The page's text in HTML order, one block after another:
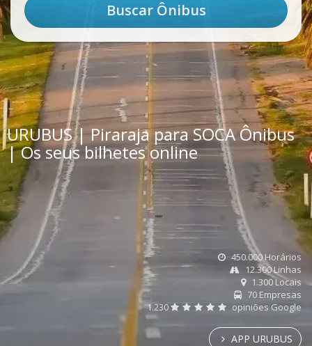
URUBUS | Piraraja para SOCA Ônibus
| Os seus bilhetes online
450.000 Horários
12.300 Linhas
1.300 Locais
70 Empresas
1.230
opiniões Google
APP URUBUS